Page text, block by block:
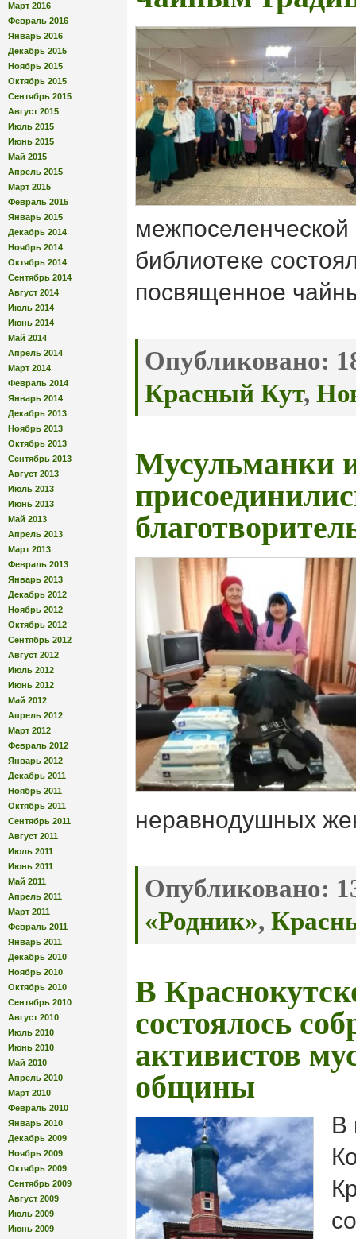
Март 2016
Февраль 2016
Январь 2016
Декабрь 2015
Ноябрь 2015
Октябрь 2015
Сентябрь 2015
Август 2015
Июль 2015
Июнь 2015
Май 2015
Апрель 2015
Март 2015
Февраль 2015
Январь 2015
Декабрь 2014
Ноябрь 2014
Октябрь 2014
Сентябрь 2014
Август 2014
Июль 2014
Июнь 2014
Май 2014
Апрель 2014
Март 2014
Февраль 2014
Январь 2014
Декабрь 2013
Ноябрь 2013
Октябрь 2013
Сентябрь 2013
Август 2013
Июль 2013
Июнь 2013
Май 2013
Апрель 2013
Март 2013
Февраль 2013
Январь 2013
Декабрь 2012
Ноябрь 2012
Октябрь 2012
Сентябрь 2012
Август 2012
Июль 2012
Июнь 2012
Май 2012
Апрель 2012
Март 2012
Февраль 2012
Январь 2012
Декабрь 2011
Ноябрь 2011
Октябрь 2011
Сентябрь 2011
Август 2011
Июль 2011
Июнь 2011
Май 2011
Апрель 2011
Март 2011
Февраль 2011
Январь 2011
Декабрь 2010
Ноябрь 2010
Октябрь 2010
Сентябрь 2010
Август 2010
Июль 2010
Июнь 2010
Май 2010
Апрель 2010
Март 2010
Февраль 2010
Январь 2010
Декабрь 2009
Ноябрь 2009
Октябрь 2009
Сентябрь 2009
Август 2009
Июль 2009
Июнь 2009
библиотеке
посвященное
Опубликовано:
Красный Кут,
Мусульманки
неравнодушных
Опубликовано:
«Родник»,
В
состоялось
активистов
общины
В